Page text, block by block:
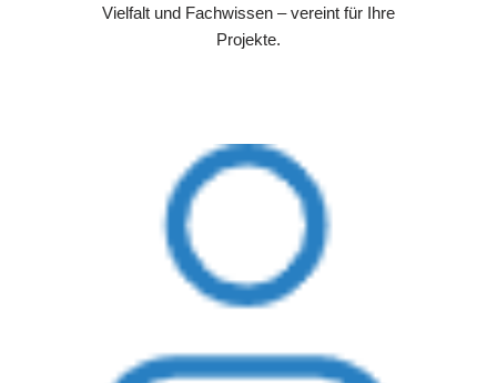
Vielfalt und Fachwissen – vereint für Ihre
Projekte.